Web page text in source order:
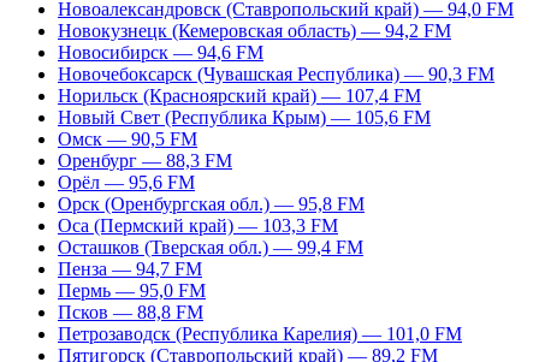
Новоалександровск (Ставропольский край) — 94,0 FM
Новокузнецк (Кемеровская область) — 94,2 FM
Новосибирск — 94,6 FM
Новочебоксарск (Чувашская Республика) — 90,3 FM
Норильск (Красноярский край) — 107,4 FM
Новый Свет (Республика Крым) — 105,6 FM
Омск — 90,5 FM
Оренбург — 88,3 FM
Орёл — 95,6 FM
Орск (Оренбургская обл.) — 95,8 FM
Оса (Пермский край) — 103,3 FM
Осташков (Тверская обл.) — 99,4 FM
Пенза — 94,7 FM
Пермь — 95,0 FM
Псков — 88,8 FM
Петрозаводск (Республика Карелия) — 101,0 FM
Пятигорск (Ставропольский край) — 89,2 FM